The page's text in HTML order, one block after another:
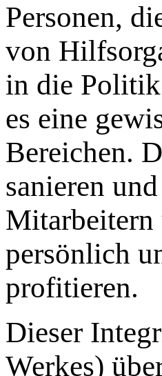
Personen,
von
in die
es eine
Bereichen.
sanieren
Mitarbeitern
persönlich
profitieren.
Dieser
Werkes)